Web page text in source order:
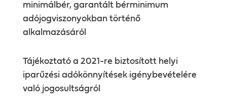
minimálbér, garantált bérminimum
adójogviszonyokban történő
alkalmazásáról
Tájékoztató a 2021-re biztosított helyi
iparűzési adókönnyítések igénybevételére
való jogosultságról